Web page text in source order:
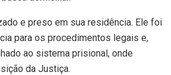
e preso em sua residência. Ele foi
para os procedimentos legais e,
ao sistema prisional, onde
da Justiça.